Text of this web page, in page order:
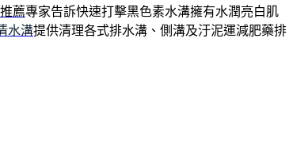
薦專家告訴快速打擊黑色素水溝擁有水潤亮白肌
水溝提供清理各式排水溝、側溝及汙泥運減肥藥排